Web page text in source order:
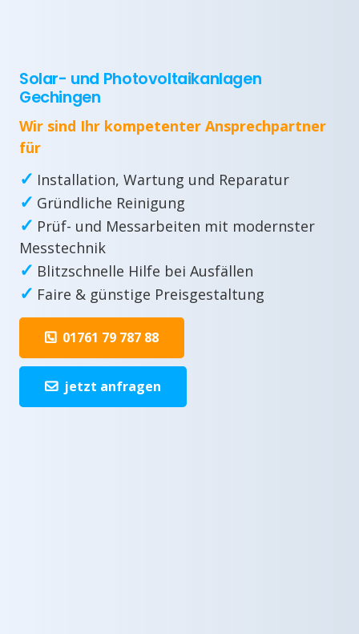
Solar- und Photovoltaikanlagen
Gechingen
Wir sind Ihr kompetenter Ansprechpartner
für
✓ Installation, Wartung und Reparatur
✓ Gründliche Reinigung
✓ Prüf- und Messarbeiten mit modernster
Messtechnik
✓ Blitzschnelle Hilfe bei Ausfällen
✓ Faire & günstige Preisgestaltung
01761 79 787 88
jetzt anfragen